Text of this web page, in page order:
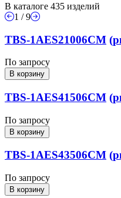
В каталоге 435 изделий
1 / 9
TBS-1AES21006CM
По запросу
В корзину
TBS-1AES41506CM
По запросу
В корзину
TBS-1AES43506CM
По запросу
В корзину